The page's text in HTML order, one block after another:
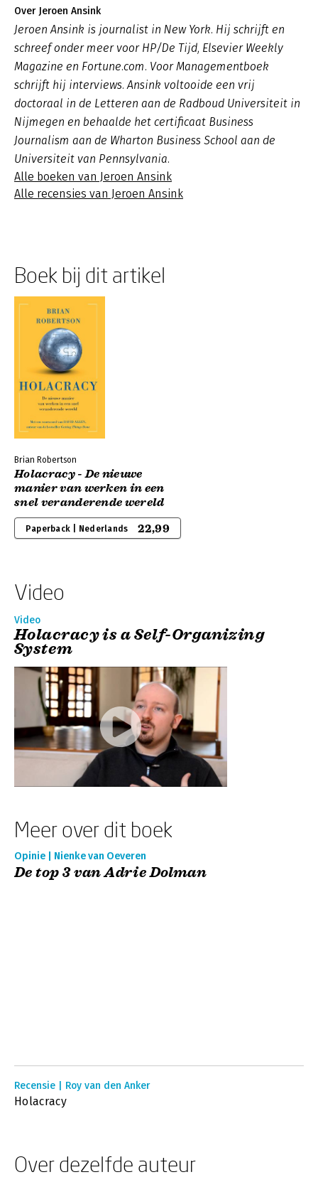
Over Jeroen Ansink
Jeroen Ansink is journalist in New York. Hij schrijft en
schreef onder meer voor HP/De Tijd, Elsevier Weekly
Magazine en Fortune.com. Voor Managementboek
schrijft hij interviews. Ansink voltooide een vrij
doctoraal in de Letteren aan de Radboud Universiteit in
Nijmegen en behaalde het certificaat Business
Journalism aan de Wharton Business School aan de
Universiteit van Pennsylvania.
Alle boeken van Jeroen Ansink
Alle recensies van Jeroen Ansink
Boek bij dit artikel
Brian Robertson
Holacracy - De nieuwe
manier van werken in een
snel veranderende wereld
Paperback | Nederlands 22,99
Video
Video
Holacracy is a Self-Organizing
System
Meer over dit boek
Opinie | Nienke van Oeveren
De top 3 van Adrie Dolman
Recensie | Roy van den Anker
Holacracy
Over dezelfde auteur